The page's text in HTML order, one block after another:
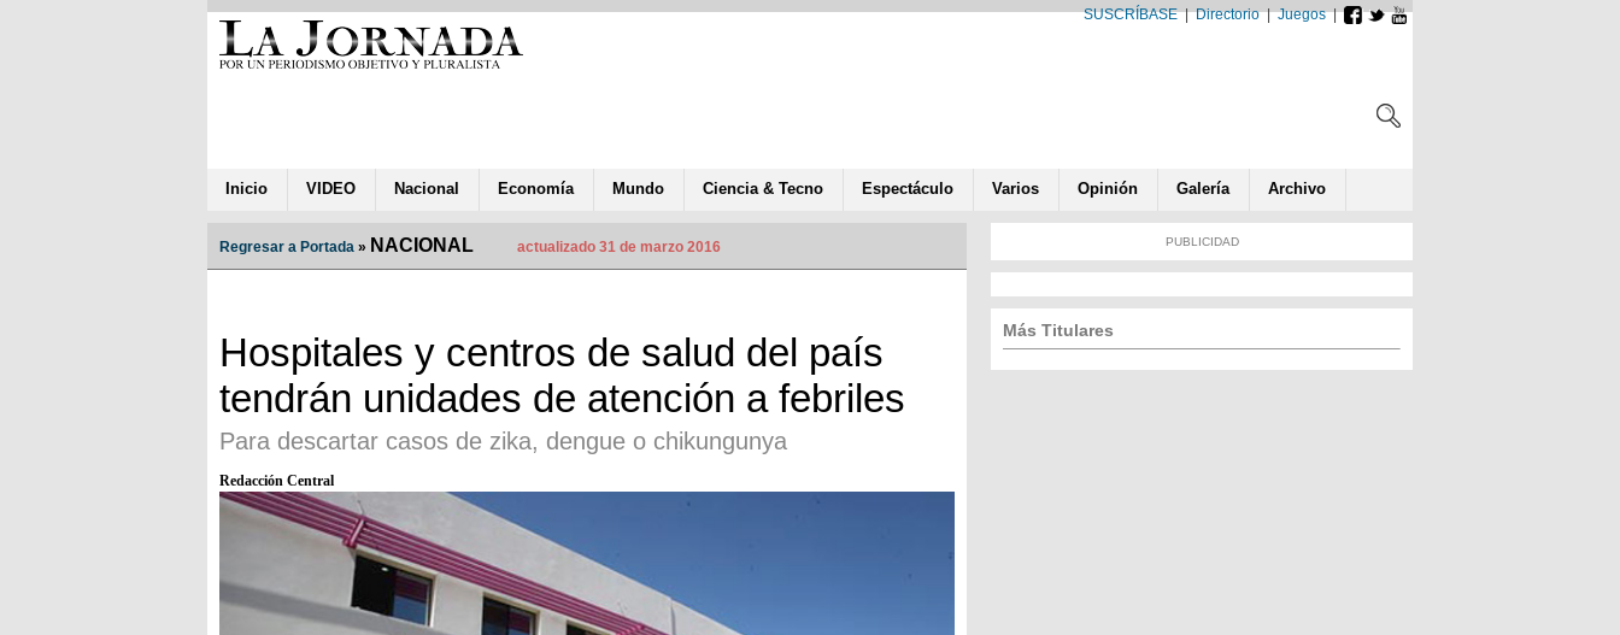
SUSCRÍBASE|Directorio|Juegos|
Inicio VIDEO Nacional Economía Mundo Ciencia & Tecno Espectáculo Varios Opinión Galería Archivo
Regresar a Portada » NACIONAL actualizado 31 de marzo 2016
Hospitales y centros de salud del país
tendrán unidades de atención a febriles
Para descartar casos de zika, dengue o chikungunya
Redacción Central
PUBLICIDAD
Más Titulares